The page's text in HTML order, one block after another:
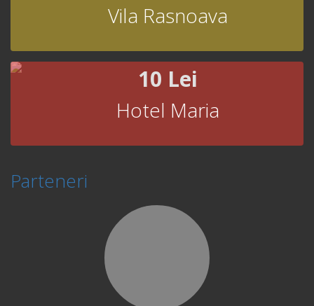
Vila Rasnoava
10 Lei
Hotel Maria
Parteneri